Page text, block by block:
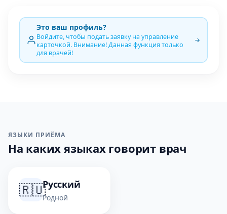
Это ваш профиль?
Войдите, чтобы подать заявку на управление
карточкой. Внимание! Данная функция только
для врачей!
ЯЗЫКИ ПРИЁМА
На каких языках говорит врач
🇷🇺Русский
Родной